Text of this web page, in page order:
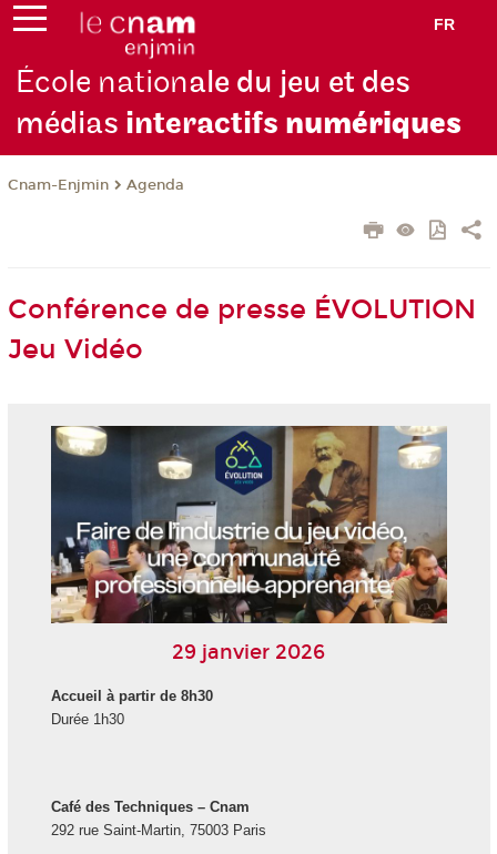
FR
École nationale du jeu et des
médias interactifs numériques
Cnam-Enjmin Agenda
Conférence de presse ÉVOLUTION
Jeu Vidéo
29 janvier 2026
Accueil à partir de 8h30
Durée 1h30
Café des Techniques – Cnam
292 rue Saint-Martin, 75003 Paris